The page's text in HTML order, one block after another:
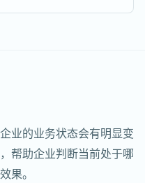
业的业务状态会有明显变
帮助企业判断当前处于哪
果。